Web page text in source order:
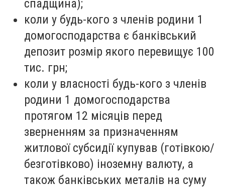
спадщина);
коли у будь-кого з членів родини 1
домогосподарства є банківський
депозит розмір якого перевищує 100
тис. грн;
коли у власності будь-кого з членів
родини 1 домогосподарства
протягом 12 місяців перед
зверненням за призначенням
житлової субсидії купував (готівкою/
безготівково) іноземну валюту, а
також банківських металів на суму